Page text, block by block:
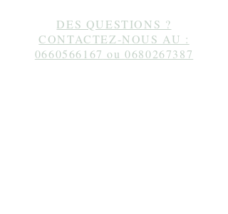
DES QUESTIONS ?
CONTACTEZ-NOUS AU :
0660566167 ou0680267387